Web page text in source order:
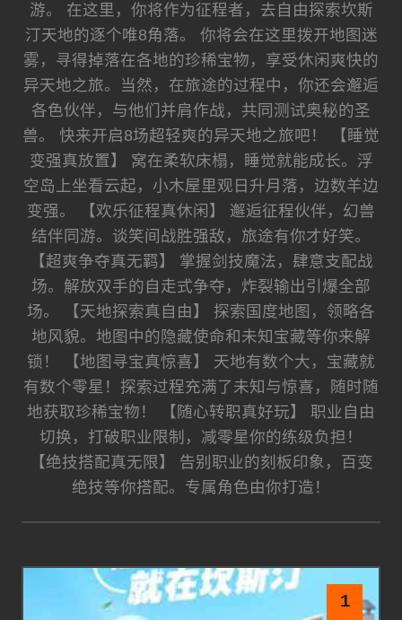
游。 在这里，你将作为征程者，去自由探索坎斯
汀天地的逐个唯8角落。 你将会在这里拨开地图迷
雾，寻得掉落在各地的珍稀宝物，享受休闲爽快的
异天地之旅。当然，在旅途的过程中，你还会邂逅
各色伙伴，与他们并肩作战，共同测试奥秘的圣
兽。 快来开启8场超轻爽的异天地之旅吧！ 【睡觉
变强真放置】 窝在柔软床榻，睡觉就能成长。浮
空岛上坐看云起，小木屋里观日升月落，边数羊边
变强。 【欢乐征程真休闲】 邂逅征程伙伴，幻兽
结伴同游。谈笑间战胜强敌，旅途有你才好笑。
【超爽争夺真无羁】 掌握剑技魔法，肆意支配战
场。解放双手的自走式争夺，炸裂输出引爆全部
场。 【天地探索真自由】 探索国度地图，领略各
地风貌。地图中的隐藏使命和未知宝藏等你来解
锁！ 【地图寻宝真惊喜】 天地有数个大，宝藏就
有数个零星！探索过程充满了未知与惊喜，随时随
地获取珍稀宝物！ 【随心转职真好玩】 职业自由
切换，打破职业限制，减零星你的练级负担！
【绝技搭配真无限】 告别职业的刻板印象，百变
绝技等你搭配。专属角色由你打造！
1